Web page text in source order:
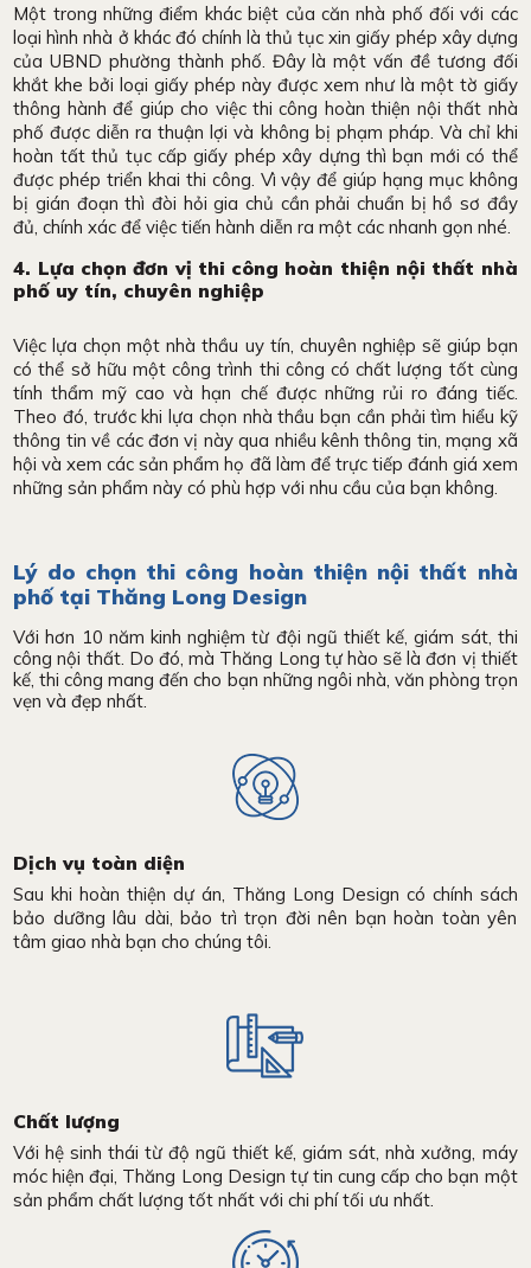
Một trong những điểm khác biệt của căn nhà phố đối với các
loại hình nhà ở khác đó chính là thủ tục xin giấy phép xây dựng
của UBND phường thành phố. Đây là một vấn đề tương đối
khắt khe bởi loại giấy phép này được xem như là một tờ giấy
thông hành để giúp cho việc thi công hoàn thiện nội thất nhà
phố được diễn ra thuận lợi và không bị phạm pháp. Và chỉ khi
hoàn tất thủ tục cấp giấy phép xây dựng thì bạn mới có thể
được phép triển khai thi công. Vì vậy để giúp hạng mục không
bị gián đoạn thì đòi hỏi gia chủ cần phải chuẩn bị hồ sơ đầy
đủ, chính xác để việc tiến hành diễn ra một các nhanh gọn nhé.
4. Lựa chọn đơn vị thi công hoàn thiện nội thất nhà
phố uy tín, chuyên nghiệp
Việc lựa chọn một nhà thầu uy tín, chuyên nghiệp sẽ giúp bạn
có thể sở hữu một công trình thi công có chất lượng tốt cùng
tính thẩm mỹ cao và hạn chế được những rủi ro đáng tiếc.
Theo đó, trước khi lựa chọn nhà thầu bạn cần phải tìm hiểu kỹ
thông tin về các đơn vị này qua nhiều kênh thông tin, mạng xã
hội và xem các sản phẩm họ đã làm để trực tiếp đánh giá xem
những sản phẩm này có phù hợp với nhu cầu của bạn không.
Lý do chọn thi công hoàn thiện nội thất nhà
phố tại Thăng Long Design
Với hơn 10 năm kinh nghiệm từ đội ngũ thiết kế, giám sát, thi
công nội thất. Do đó, mà Thăng Long tự hào sẽ là đơn vị thiết
kế, thi công mang đến cho bạn những ngôi nhà, văn phòng trọn
vẹn và đẹp nhất.
Dịch vụ toàn diện
Sau khi hoàn thiện dự án, Thăng Long Design có chính sách
bảo dưỡng lâu dài, bảo trì trọn đời nên bạn hoàn toàn yên
tâm giao nhà bạn cho chúng tôi.
Chất lượng
Với hệ sinh thái từ độ ngũ thiết kế, giám sát, nhà xưởng, máy
móc hiện đại, Thăng Long Design tự tin cung cấp cho bạn một
sản phẩm chất lượng tốt nhất với chi phí tối ưu nhất.